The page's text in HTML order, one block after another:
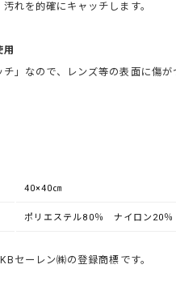
れを的確にキャッチします。
用
」なので、レンズ等の表面に傷が
40×40㎝
ポリエステル80％ ナイロン20％
セーレン㈱の登録商標です。